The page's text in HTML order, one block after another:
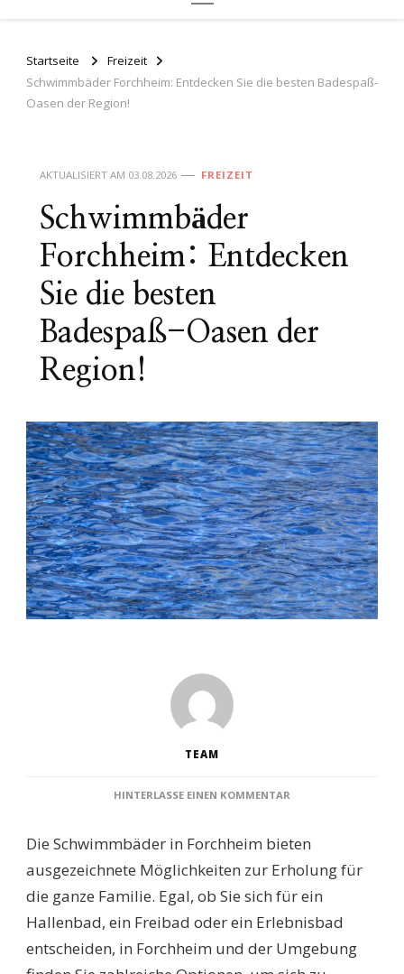
Startseite
Freizeit
Schwimmbäder Forchheim: Entdecken Sie die besten Badespaß-
Oasen der Region!
AKTUALISIERT AM 03.08.2026 FREIZEIT
Schwimmbäder
Forchheim: Entdecken
Sie die besten
Badespaß-Oasen der
Region!
TEAM
HINTERLASSE EINEN KOMMENTAR
ENTDECKEN
SIE
DIE
BESTEN
ASEN D
ER R
Die Schwimmbäder in Forchheim bieten
ausgezeichnete Möglichkeiten zur Erholung für
die ganze Familie. Egal, ob Sie sich für ein
Hallenbad, ein Freibad oder ein Erlebnisbad
entscheiden, in Forchheim und der Umgebung